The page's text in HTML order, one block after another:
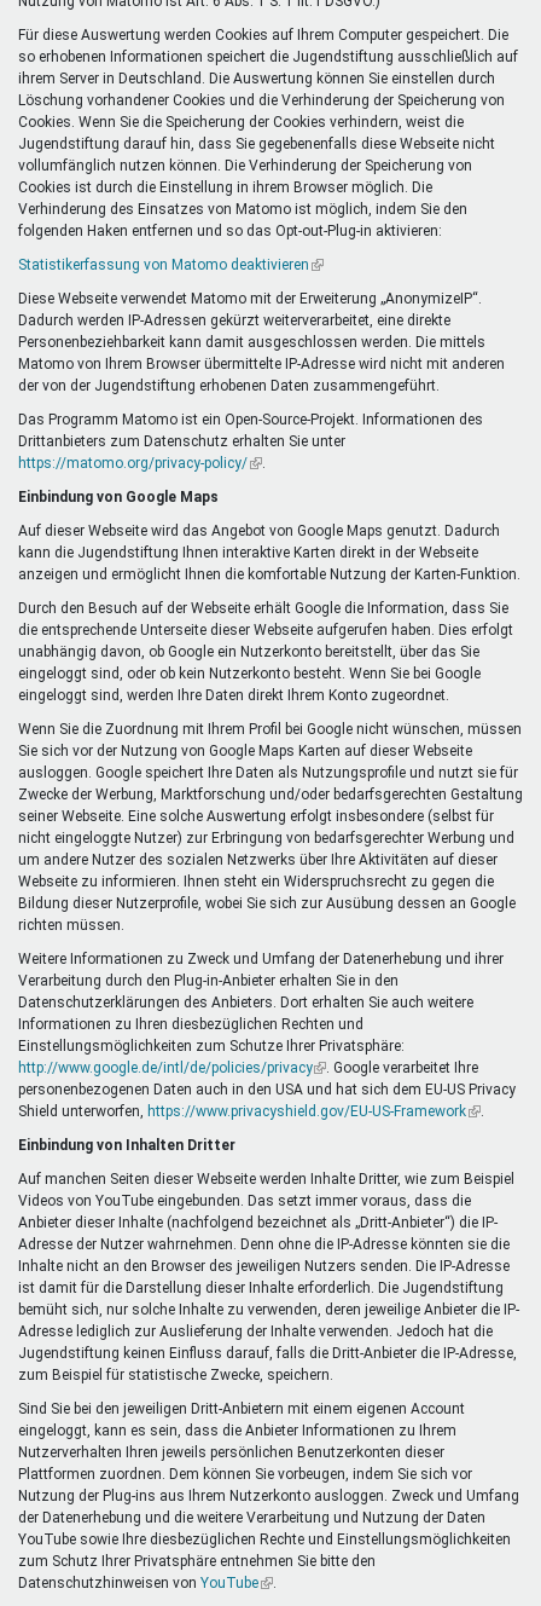
Für diese Auswertung werden Cookies auf Ihrem Computer gespeichert. Die
so erhobenen Informationen speichert die Jugendstiftung ausschließlich auf
ihrem Server in Deutschland. Die Auswertung können Sie einstellen durch
Löschung vorhandener Cookies und die Verhinderung der Speicherung von
Cookies. Wenn Sie die Speicherung der Cookies verhindern, weist die
Jugendstiftung darauf hin, dass Sie gegebenenfalls diese Webseite nicht
vollumfänglich nutzen können. Die Verhinderung der Speicherung von
Cookies ist durch die Einstellung in ihrem Browser möglich. Die
Verhinderung des Einsatzes von Matomo ist möglich, indem Sie den
folgenden Haken entfernen und so das Opt-out-Plug-in aktivieren:
Statistikerfassung von Matomo deaktivieren (Link
extern)
Diese Webseite verwendet Matomo mit der Erweiterung „AnonymizeIP“.
Dadurch werden IP-Adressen gekürzt weiterverarbeitet, eine direkte
Personenbeziehbarkeit kann damit ausgeschlossen werden. Die mittels
Matomo von Ihrem Browser übermittelte IP-Adresse wird nicht mit anderen
der von der Jugendstiftung erhobenen Daten zusammengeführt.
Das Programm Matomo ist ein Open-Source-Projekt. Informationen des
Drittanbieters zum Datenschutz erhalten Sie unter
https://matomo.org/privacy-policy/(Link
Einbindung von Google Maps
Auf dieser Webseite wird das Angebot von Google Maps genutzt. Dadurch
kann die Jugendstiftung Ihnen interaktive Karten direkt in der Webseite
anzeigen und ermöglicht Ihnen die komfortable Nutzung der Karten-Funktion.
Durch den Besuch auf der Webseite erhält Google die Information, dass Sie
die entsprechende Unterseite dieser Webseite aufgerufen haben. Dies erfolgt
unabhängig davon, ob Google ein Nutzerkonto bereitstellt, über das Sie
eingeloggt sind, oder ob kein Nutzerkonto besteht. Wenn Sie bei Google
eingeloggt sind, werden Ihre Daten direkt Ihrem Konto zugeordnet.
Wenn Sie die Zuordnung mit Ihrem Profil bei Google nicht wünschen, müssen
Sie sich vor der Nutzung von Google Maps Karten auf dieser Webseite
ausloggen. Google speichert Ihre Daten als Nutzungsprofile und nutzt sie für
Zwecke der Werbung, Marktforschung und/oder bedarfsgerechten Gestaltung
seiner Webseite. Eine solche Auswertung erfolgt insbesondere (selbst für
nicht eingeloggte Nutzer) zur Erbringung von bedarfsgerechter Werbung und
um andere Nutzer des sozialen Netzwerks über Ihre Aktivitäten auf dieser
Webseite zu informieren. Ihnen steht ein Widerspruchsrecht zu gegen die
Bildung dieser Nutzerprofile, wobei Sie sich zur Ausübung dessen an Google
richten müssen.
Weitere Informationen zu Zweck und Umfang der Datenerhebung und ihrer
Verarbeitung durch den Plug-in-Anbieter erhalten Sie in den
Datenschutzerklärungen des Anbieters. Dort erhalten Sie auch weitere
Informationen zu Ihren diesbezüglichen Rechten und
Einstellungsmöglichkeiten zum Schutze Ihrer Privatsphäre:
http://www.google.de/intl/de/policies/privacy(Link
ist
extern)
. Google verarbeitet Ihre
personenbezogenen Daten auch in den USA und hat sich dem EU-US Privacy
Shield unterworfen,
https://www.privacyshield.gov/EU-US-Framework(Link
Einbindung von Inhalten Dritter
Auf manchen Seiten dieser Webseite werden Inhalte Dritter, wie zum Beispiel
Videos von YouTube eingebunden. Das setzt immer voraus, dass die
Anbieter dieser Inhalte (nachfolgend bezeichnet als „Dritt-Anbieter“) die IP-
Adresse der Nutzer wahrnehmen. Denn ohne die IP-Adresse könnten sie die
Inhalte nicht an den Browser des jeweiligen Nutzers senden. Die IP-Adresse
ist damit für die Darstellung dieser Inhalte erforderlich. Die Jugendstiftung
bemüht sich, nur solche Inhalte zu verwenden, deren jeweilige Anbieter die IP-
Adresse lediglich zur Auslieferung der Inhalte verwenden. Jedoch hat die
Jugendstiftung keinen Einfluss darauf, falls die Dritt-Anbieter die IP-Adresse,
zum Beispiel für statistische Zwecke, speichern.
Sind Sie bei den jeweiligen Dritt-Anbietern mit einem eigenen Account
eingeloggt, kann es sein, dass die Anbieter Informationen zu Ihrem
Nutzerverhalten Ihren jeweils persönlichen Benutzerkonten dieser
Plattformen zuordnen. Dem können Sie vorbeugen, indem Sie sich vor
Nutzung der Plug-ins aus Ihrem Nutzerkonto ausloggen. Zweck und Umfang
der Datenerhebung und die weitere Verarbeitung und Nutzung der Daten
YouTube sowie Ihre diesbezüglichen Rechte und Einstellungsmöglichkeiten
zum Schutz Ihrer Privatsphäre entnehmen Sie bitte den
Datenschutzhinweisen von YouTube(Link